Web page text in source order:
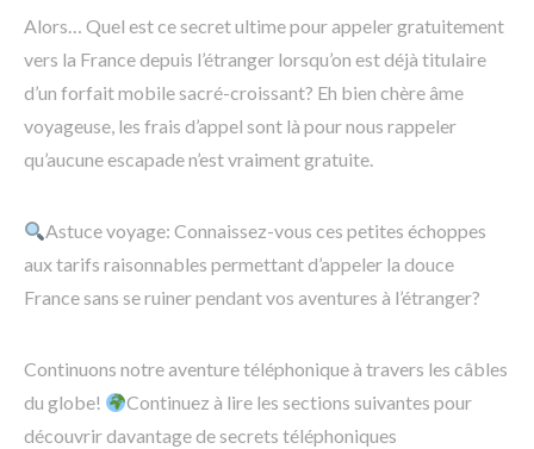
Alors… Quel est ce secret ultime pour appeler gratuitement
vers la France depuis l’étranger lorsqu’on est déjà titulaire
d’un forfait mobile sacré-croissant? Eh bien chère âme
voyageuse, les frais d’appel sont là pour nous rappeler
qu’aucune escapade n’est vraiment gratuite.
Astuce voyage: Connaissez-vous ces petites échoppes
aux tarifs raisonnables permettant d’appeler la douce
France sans se ruiner pendant vos aventures à l’étranger?
Continuons notre aventure téléphonique à travers les câbles
du globe!
Continuez à lire les sections suivantes pour
découvrir davantage de secrets téléphoniques